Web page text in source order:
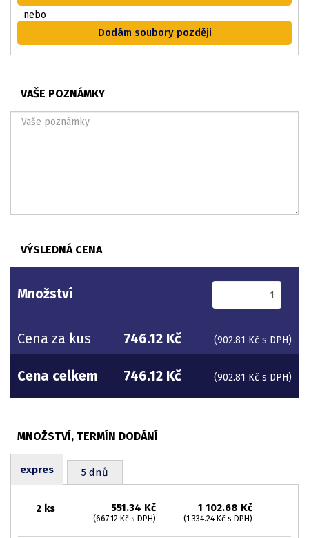
VAŠE POZNÁMKY
nebo
Dodám soubory později
VÝSLEDNÁ CENA
Množství
Cena za kus 746.12 Kč (902.81 Kč s DPH)
Cena celkem 746.12 Kč (902.81 Kč s DPH)
expres 5 dnů
2 ks 551.34 Kč
(667.12 Kč s DPH)
1 102.68 Kč
(1 334.24 Kč s DPH)